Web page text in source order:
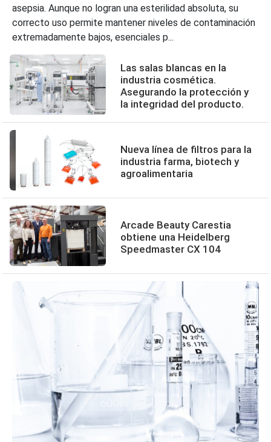
asepsia. Aunque no logran una esterilidad absoluta, su
correcto uso permite mantener niveles de contaminación
extremadamente bajos, esenciales p...
Las salas blancas en la
industria cosmética.
Asegurando la protección y
la integridad del producto.
Nueva línea de filtros para la
industria farma, biotech y
agroalimentaria
Arcade Beauty Carestia
obtiene una Heidelberg
Speedmaster CX 104